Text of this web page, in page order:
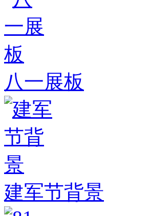
八一展板
建军节背景